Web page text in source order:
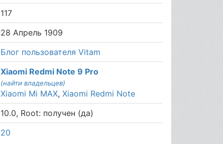
117
28 Апрель 1909
Блог пользователя Vitam
Xiaomi Redmi Note 9 Pro
(найти владельцев)
Xiaomi Mi MAX,Xiaomi Redmi Note
10.0, Root: получен (да)
20